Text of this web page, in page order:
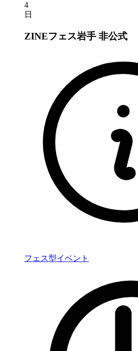
4
日
ZINEフェス岩手 非公式
フェス型イベント